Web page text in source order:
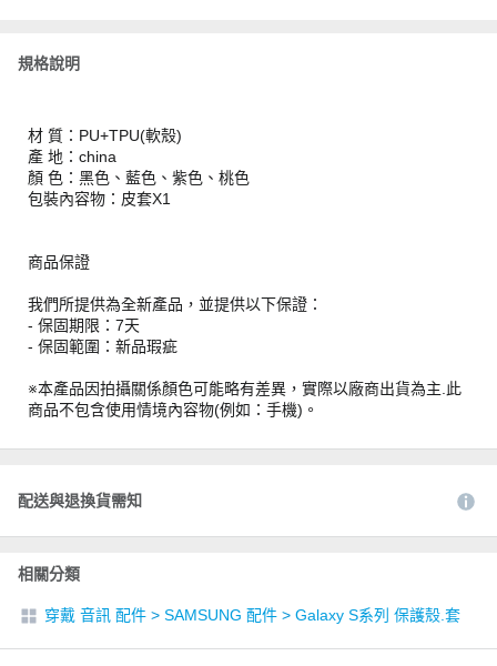
規格說明
材 質：PU+TPU(軟殼)
產 地：china
顏 色：黑色、藍色、紫色、桃色
包裝內容物：皮套X1
商品保證
我們所提供為全新產品，並提供以下保證：
- 保固期限：7天
- 保固範圍：新品瑕疵
※本產品因拍攝關係顏色可能略有差異，實際以廠商出貨為主.此
商品不包含使用情境內容物(例如：手機)。
配送與退換貨需知
相關分類
穿戴 音訊 配件 > SAMSUNG 配件 > Galaxy S系列 保護殼.套